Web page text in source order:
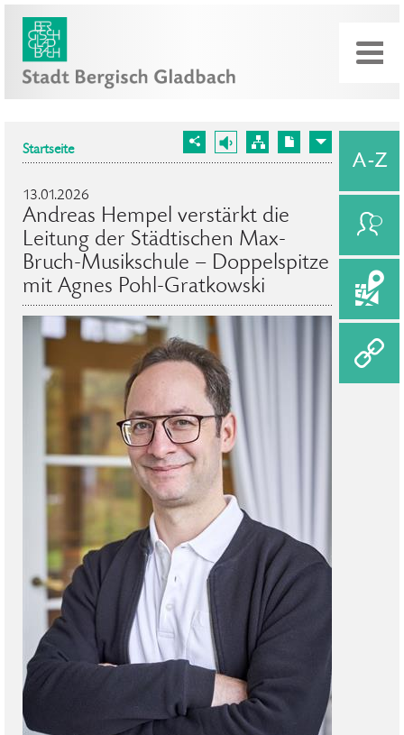
Startseite
13.01.2026
Andreas Hempel verstärkt die
Leitung der Städtischen Max-
Bruch-Musikschule – Doppelspitze
mit Agnes Pohl-Gratkowski